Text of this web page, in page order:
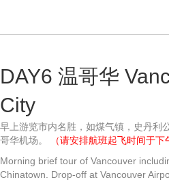
DAY6 温哥华
City
早上游览市内名胜，如煤气镇，史丹利
哥华机场。
（请安排航班起飞时间于下
Morning brief tour of Vancouver
Chinatown. Drop-off at Vancouver